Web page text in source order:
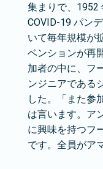
集まりで、1952
COVID-19 パン
いて毎年規模が
ベンションが再
加者の中に、フ
ンジニアである
した。「また参
は言います。ア
に興味を持つフ
です。全員がア